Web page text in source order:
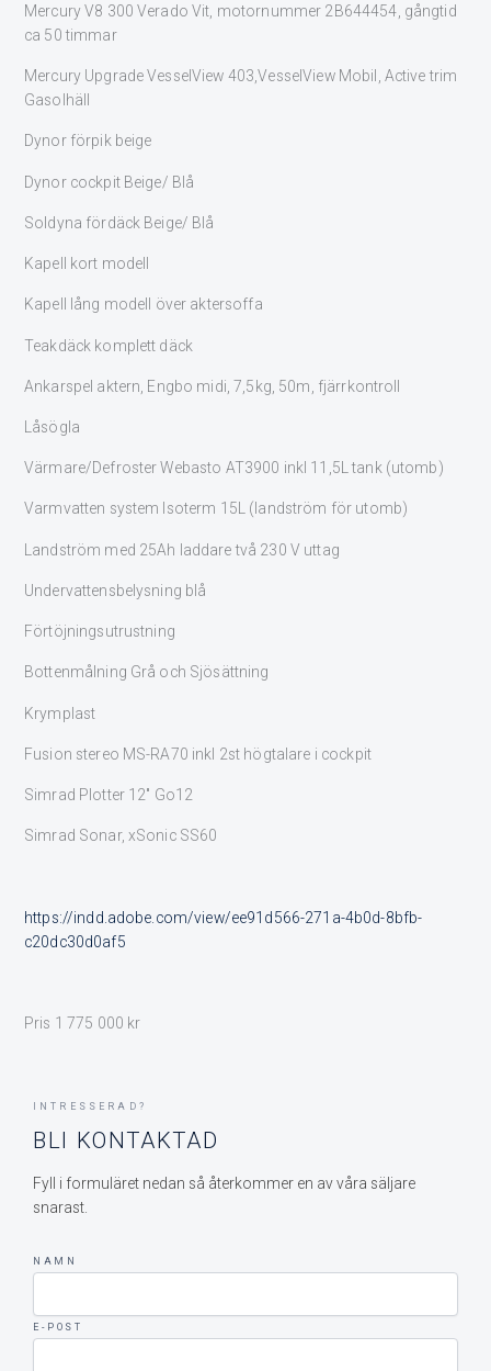
Mercury V8 300 Verado Vit, motornummer 2B644454, gångtid
ca 50 timmar
Mercury Upgrade VesselView 403,VesselView Mobil, Active trim
Gasolhäll
Dynor förpik beige
Dynor cockpit Beige/ Blå
Soldyna fördäck Beige/ Blå
Kapell kort modell
Kapell lång modell över aktersoffa
Teakdäck komplett däck
Ankarspel aktern, Engbo midi, 7,5kg, 50m, fjärrkontroll
Låsögla
Värmare/Defroster Webasto AT3900 inkl 11,5L tank (utomb)
Varmvatten system Isoterm 15L (landström för utomb)
Landström med 25Ah laddare två 230 V uttag
Undervattensbelysning blå
Förtöjningsutrustning
Bottenmålning Grå och Sjösättning
Krymplast
Fusion stereo MS-RA70 inkl 2st högtalare i cockpit
Simrad Plotter 12″ Go12
Simrad Sonar, xSonic SS60
https://indd.adobe.com/view/ee91d566-271a-4b0d-8bfb-
c20dc30d0af5
Pris 1 775 000 kr
INTRESSERAD?
BLI KONTAKTAD
Fyll i formuläret nedan så återkommer en av våra säljare
snarast.
NAMN
E-POST